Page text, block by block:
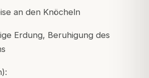
an den Knöcheln
Erdung, Beruhigung des